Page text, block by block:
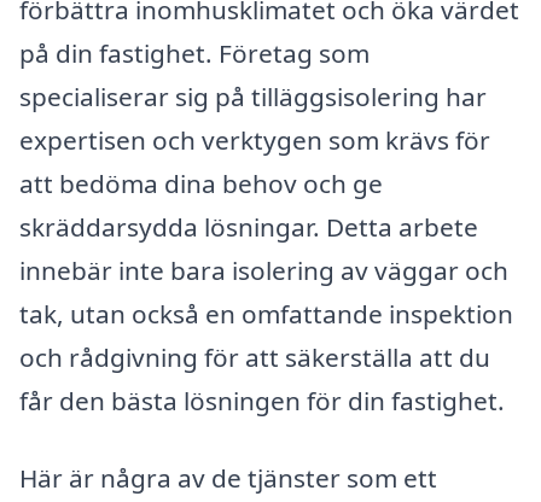
förbättra inomhusklimatet och öka värdet
på din fastighet. Företag som
specialiserar sig på tilläggsisolering har
expertisen och verktygen som krävs för
att bedöma dina behov och ge
skräddarsydda lösningar. Detta arbete
innebär inte bara isolering av väggar och
tak, utan också en omfattande inspektion
och rådgivning för att säkerställa att du
får den bästa lösningen för din fastighet.
Här är några av de tjänster som ett